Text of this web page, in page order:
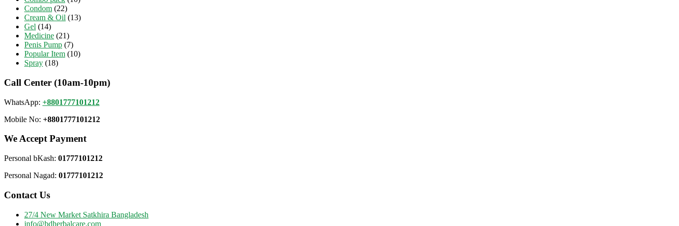
Condom (22)
Cream & Oil (13)
Gel (14)
Medicine (21)
Penis Pump (7)
Popular Item (10)
Spray (18)
Call Center (10am-10pm)
WhatsApp: +8801777101212
Mobile No: +8801777101212
We Accept Payment
Personal bKash: 01777101212
Personal Nagad: 01777101212
Contact Us
27/4 New Market Satkhira Bangladesh
info@bdherbalcare.com